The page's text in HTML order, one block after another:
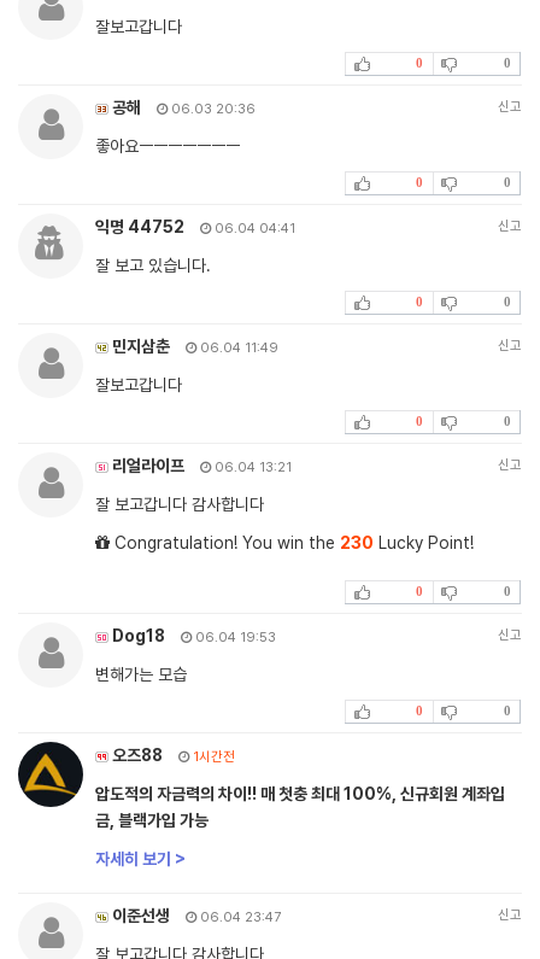
잘보고갑니다
0 0
공해 06.03 20:36 신고
좋아요ㅡㅡㅡㅡㅡㅡㅡ
0 0
익명 44752 06.04 04:41 신고
잘 보고 있습니다.
0 0
민지삼춘 06.04 11:49 신고
잘보고갑니다
0 0
리얼라이프 06.04 13:21 신고
잘 보고갑니다 감사합니다
Congratulation! You win the 230 Lucky Point!
0 0
Dog18 06.04 19:53 신고
변해가는 모습
0 0
오즈88 1시간전
압도적의 자금력의 차이!! 매 첫충 최대 100%, 신규회원 계좌입
금, 블랙가입 가능
자세히 보기 >
이준선생 06.04 23:47 신고
잘 보고갑니다 감사합니다